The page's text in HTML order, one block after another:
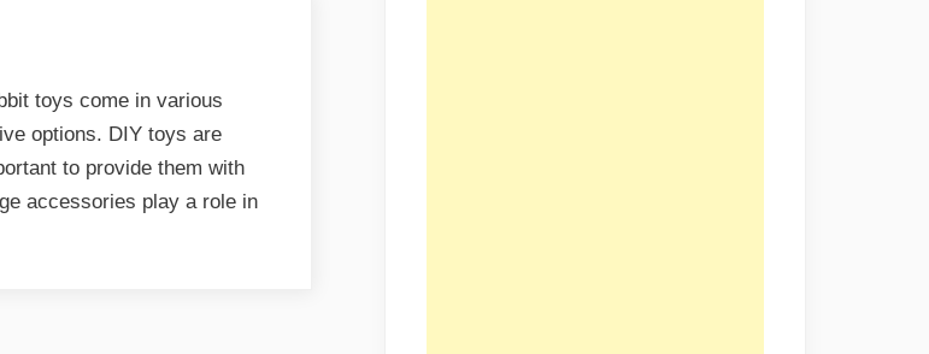
toys come in various
options. DIY toys are
to provide them with
accessories play a role in